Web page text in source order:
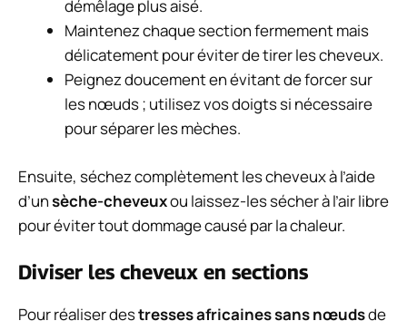
démêlage plus aisé.
Maintenez chaque section fermement mais
délicatement pour éviter de tirer les cheveux.
Peignez doucement en évitant de forcer sur
les nœuds ; utilisez vos doigts si nécessaire
pour séparer les mèches.
Ensuite, séchez complètement les cheveux à l’aide
d’unsèche-cheveuxou laissez-les sécher à l’air libre
pour éviter tout dommage causé par la chaleur.
Diviser les cheveux en sections
Pour réaliser destresses africaines sans nœudsde